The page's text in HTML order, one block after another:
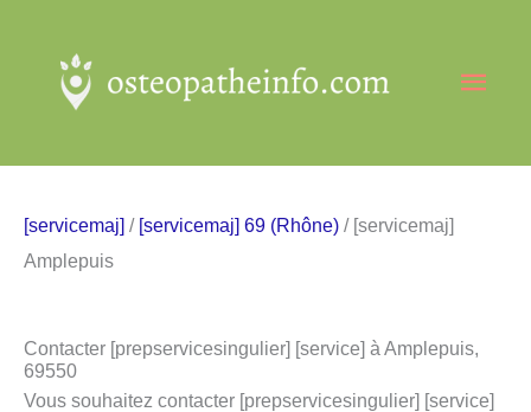
contenu
[servicemaj] / [servicemaj] 69 (Rhône) / [servicemaj]
Amplepuis
Contacter [prepservicesingulier] [service] à Amplepuis,
69550
Vous souhaitez contacter [prepservicesingulier] [service]